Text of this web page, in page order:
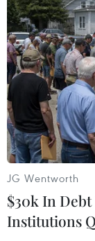
Hoài Nam/
JG Wentworth
$30k In
Institutions